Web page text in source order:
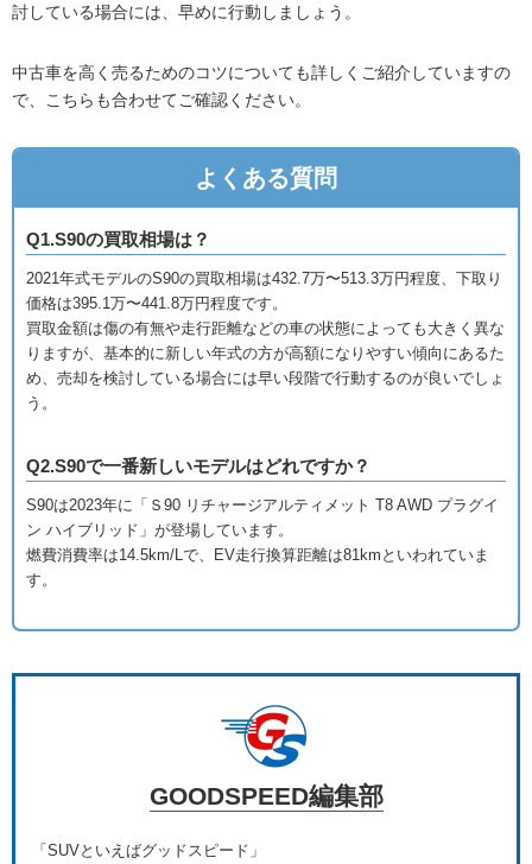
討している場合には、早めに行動しましょう。
中古車を高く売るためのコツについても詳しくご紹介していますの
で、こちらも合わせてご確認ください。
よくある質問
Q1.S90の買取相場は？
2021年式モデルのS90の買取相場は432.7万〜513.3万円程度、下取り
価格は395.1万〜441.8万円程度です。
買取金額は傷の有無や走行距離などの車の状態によっても大きく異な
りますが、基本的に新しい年式の方が高額になりやすい傾向にあるた
め、売却を検討している場合には早い段階で行動するのが良いでしょ
う。
Q2.S90で一番新しいモデルはどれですか？
S90は2023年に「Ｓ90 リチャージアルティメット T8 AWD プラグイ
ン ハイブリッド」が登場しています。
燃費消費率は14.5km/Lで、EV走行換算距離は81kmといわれていま
す。
GOODSPEED編集部
「SUVといえばグッドスピード」